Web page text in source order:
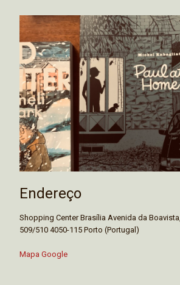
Endereço
Shopping Center Brasília Avenida da
509/510 4050-115 Porto (Portugal)
Mapa Google